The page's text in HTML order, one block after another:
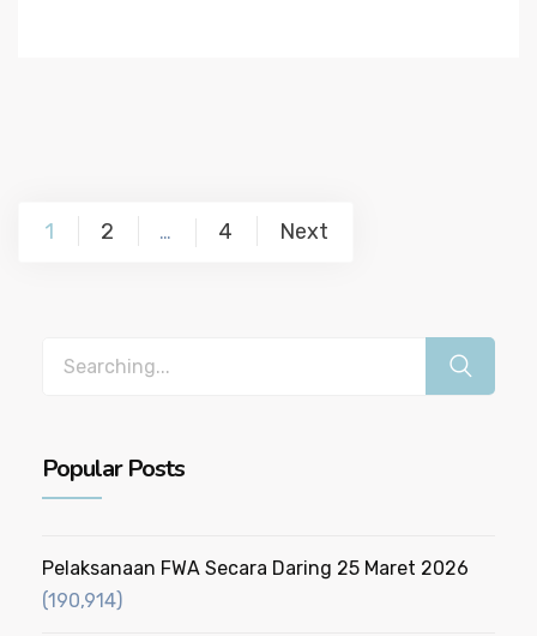
Posts
1 2 … 4 Next
Popular Posts
Pelaksanaan FWA Secara Daring 25 Maret 2026
(190,914)